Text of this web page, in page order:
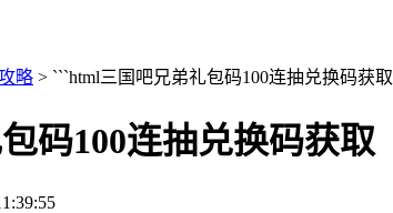
略 > ```html三国吧兄弟礼包码100连抽兑换码获取
码100连抽兑换码获取